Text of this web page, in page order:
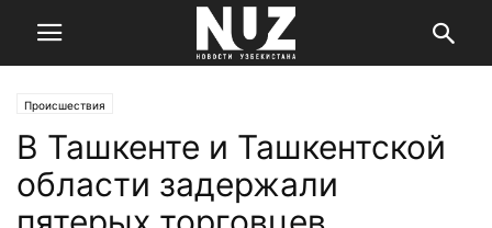
Происшествия
В Ташкенте и Ташкентской
области задержали